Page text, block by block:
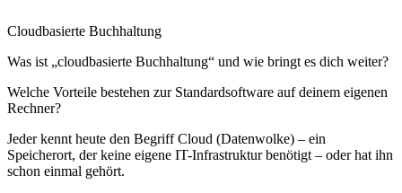
Cloudbasierte Buchhaltung
Was ist „cloudbasierte Buchhaltung“ und wie bringt es dich weiter?
Welche Vorteile bestehen zur Standardsoftware auf deinem eigenen
Rechner?
Jeder kennt heute den Begriff Cloud (Datenwolke) – ein
Speicherort, der keine eigene IT-Infrastruktur benötigt – oder hat ihn
schon einmal gehört.